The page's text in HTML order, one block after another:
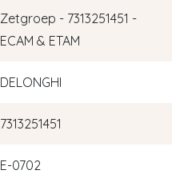
Zetgroep - 7313251451 -
ECAM & ETAM
DELONGHI
7313251451
E-0702